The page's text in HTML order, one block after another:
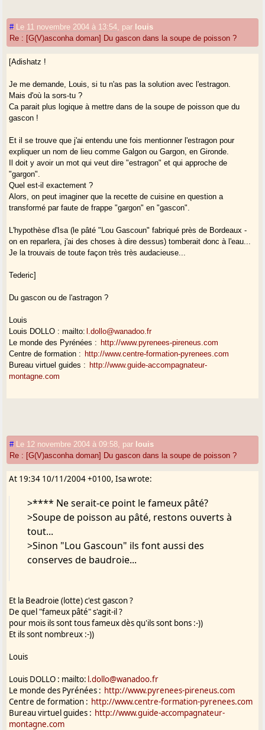
# Le 11 novembre 2004 à 13:54 par louis
Re : [G(V)asconha doman] Du gascon dans la soupe de poisson ?
[Adishatz !
Je me demande, Louis, si tu n'as pas la solution avec l'estragon.
Mais d'où la sors-tu ?
Ca parait plus logique à mettre dans de la soupe de poisson que du
gascon !
Et il se trouve que j'ai entendu une fois mentionner l'estragon pour
expliquer un nom de lieu comme Galgon ou Gargon, en Gironde.
Il doit y avoir un mot qui veut dire "estragon" et qui approche de
"gargon".
Quel est-il exactement ?
Alors, on peut imaginer que la recette de cuisine en question a
transformé par faute de frappe "gargon" en "gascon".
L'hypothèse d'Isa (le pâté "Lou Gascoun" fabriqué près de Bordeaux -
on en reparlera, j'ai des choses à dire dessus) tomberait donc à l'eau...
Je la trouvais de toute façon très très audacieuse...
Tederic]
Du gascon ou de l'astragon ?
Louis
Louis DOLLO : mailto:
l.dollo@wanadoo.fr
Le monde des Pyrénées : http://www.pyrenees-pireneus.com
Centre de formation : http://www.centre-formation-pyrenees.com
Bureau virtuel guides : http://www.guide-accompagnateur-
montagne.com
# Le 12 novembre 2004 à 09:58 par louis
Re : [G(V)asconha doman] Du gascon dans la soupe de poisson ?
At 19:34 10/11/2004 +0100, Isa wrote:
>**** Ne serait-ce point le fameux pâté?
>Soupe de poisson au pâté, restons ouverts à
tout...
>Sinon "Lou Gascoun" ils font aussi des
conserves de baudroie...
Et la Beadroie (lotte) c'est gascon ?
De quel "fameux pâté" s'agit-il ?
pour mois ils sont tous fameux dès qu'ils sont bons :-))
Et ils sont nombreux :-))
Louis
Louis DOLLO : mailto: l.dollo@wanadoo.fr
Le monde des Pyrénées : http://www.pyrenees-pireneus.com
Centre de formation : http://www.centre-formation-pyrenees.com
Bureau virtuel guides : http://www.guide-accompagnateur-
montagne.com